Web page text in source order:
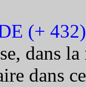
(+ 432)
dans
dans